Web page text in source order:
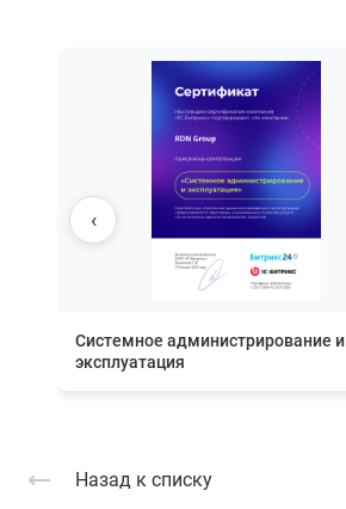
Системное администрирование и
эксплуатация
‹
Назад к списку